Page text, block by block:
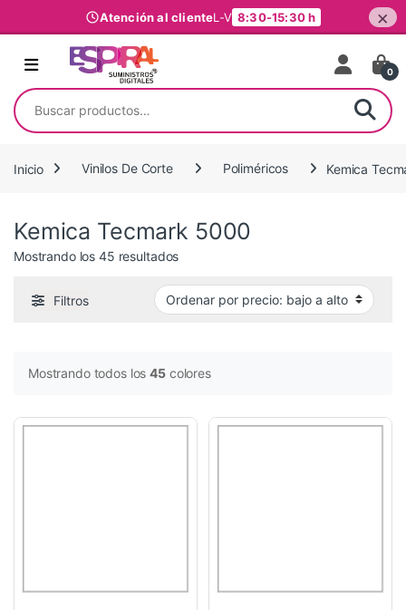
Atención al clienteL-V 8:30-15:30 h ×
Ir al contenido
0
Buscar por:
Inicio Vinilos De Corte Poliméricos Kemica
Kemica Tecmark 5000
Mostrando los 45 resultadosOrdenado por precio: bajo a alto
Filtros
Mostrando todos los45colores